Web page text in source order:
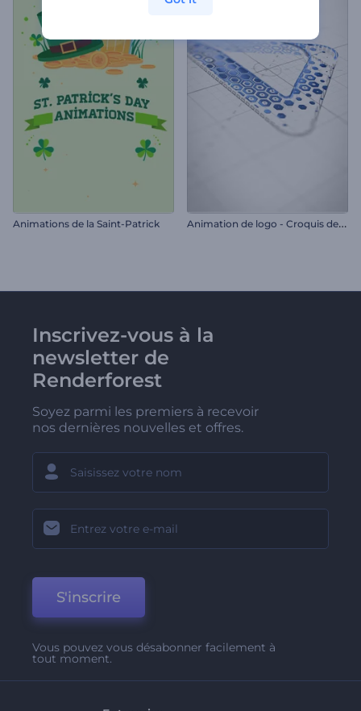
Animations de la Saint-Patrick A
nimation de logo - Croquis de l'hexagone
Inscrivez-vous à la
newsletter de
Renderforest
Soyez parmi les premiers à recevoir
nos dernières nouvelles et offres.
S'inscrire
Vous pouvez vous désabonner facilement à
tout moment.